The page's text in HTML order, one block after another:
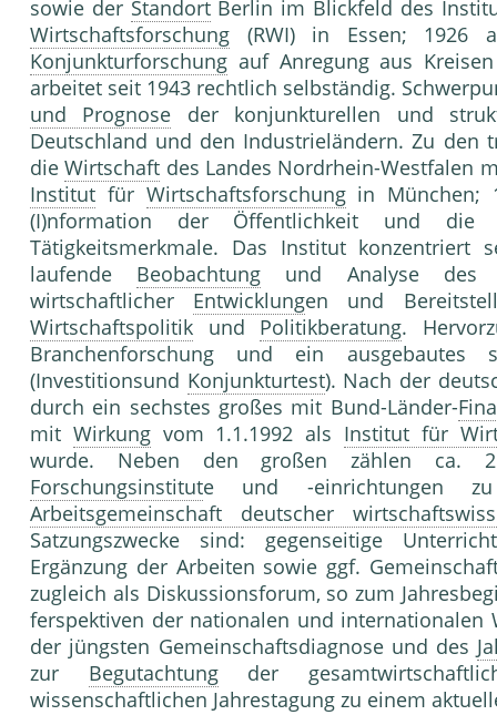
sowie der StandortBerlin im Blickfeld des
Wirtschaftsforschung (RWI) in Essen; 1926
Konjunkturforschung auf Anregung aus
arbeitet seit 1943 rechtlich selbständig.
und Prognose der konjunkturellen und
Deutschland und den Industrieländern. Zu den
dieWirtschaft des Landes Nordrhein-Westfalen
Institut für Wirtschaftsforschungin München;
(I)nformation der Öffentlichkeit und die
Tätigkeitsmerkmale. Das Institut konzentriert
laufende Beobachtung und Analyse des
wirtschaftlicher Entwicklungen und
Wirtschaftspolitik und Politikberatung.
Branchenforschung und ein ausgebautes
(Investitionsund Konjunkturtest). Nach der
durch ein sechstes großes mit Bund-Länder-
mit Wirkungvom 1.1.1992 als Institut für
wurde. Neben den großen zählen ca. 25
Forschungsinstitute und -einrichtungen
Arbeitsgemeinschaft deutscher
Satzungszwecke sind: gegenseitige
Ergänzung der Arbeiten sowie ggf.
zugleich als Diskussionsforum, so zum
ferspektiven der nationalen und internationalen
der jüngsten Gemeinschaftsdiagnose und des
zur Begutachtungder
wissenschaftlichen Jahrestagung zu einem